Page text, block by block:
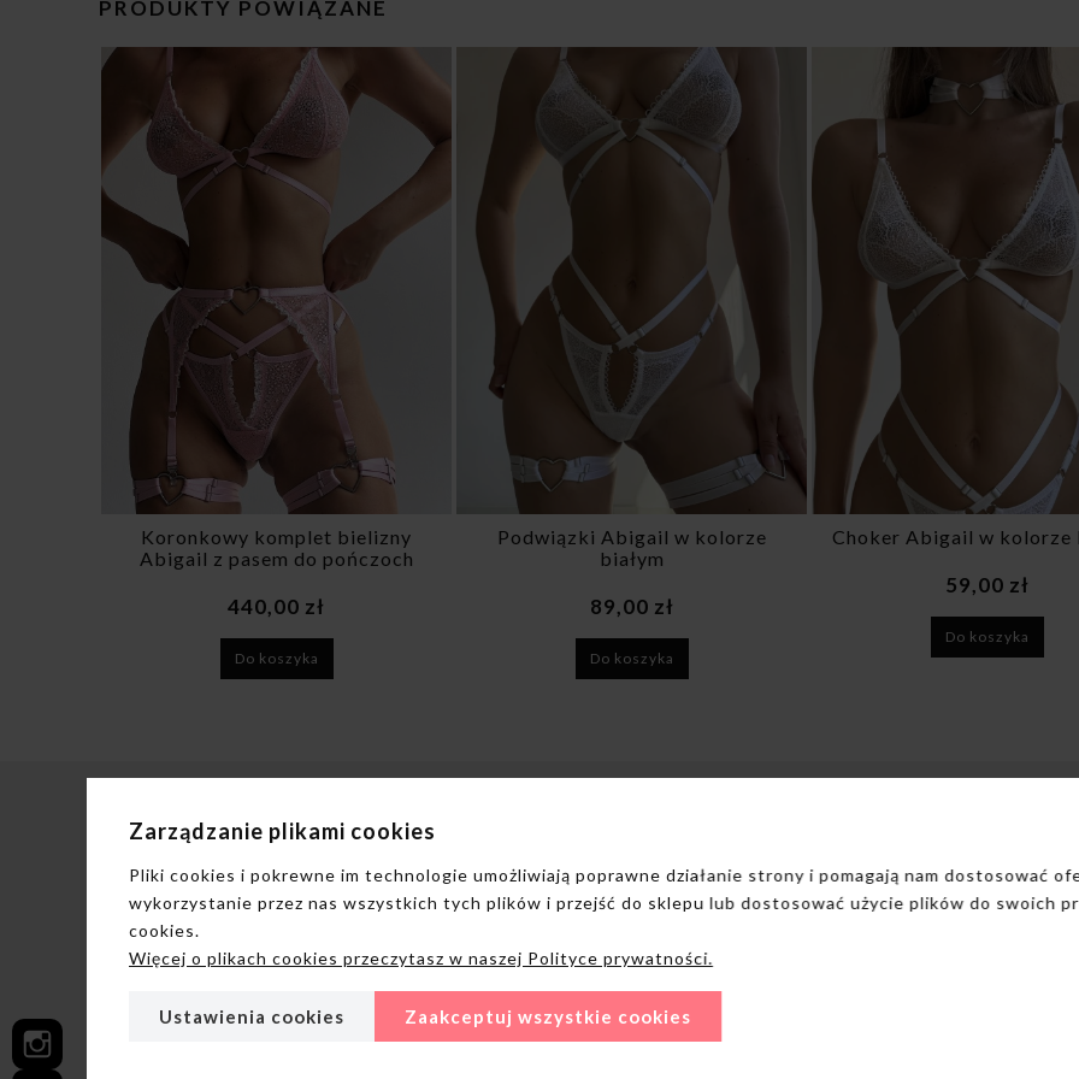
PRODUKTY POWIĄZANE
Podwiązki Abigail w kolorze
białym
89,00 zł
Do koszyka
Choker Abigail w kolorze białym
Do koszyka
Biały pas do pończoch
145,00 zł
Do koszyka
Karty Podarunkowe
Elektroniczne Karty Podarunkowe
O nas
Koszt & czas wysyłki
Blog
Regulaminy
Zarządzanie plikami cookies
Pliki cookies i pokrewne im technologie umożliwiają poprawne działanie strony i pomagają nam dostosować
wykorzystanie przez nas wszystkich tych plików i przejść do sklepu lub dostosować użycie plików do swoich
cookies.
Więcej o plikach cookies przeczytasz w naszej Polityce prywatności.
Ustawienia cookies Zaakceptuj wszystkie cookies